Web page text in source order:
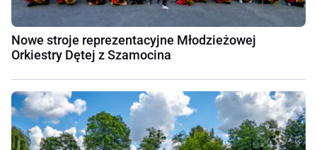
Nowe stroje reprezentacyjne Młodzieżowej
Orkiestry Dętej z Szamocina